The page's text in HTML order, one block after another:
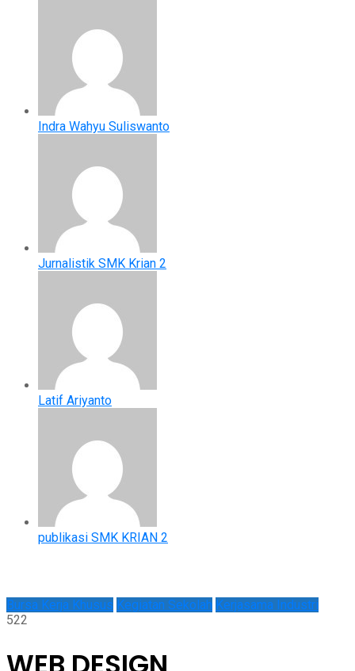
Indra Wahyu Suliswanto
Jurnalistik SMK Krian 2
Latif Ariyanto
publikasi SMK KRIAN 2
Bursa Kerja Khusus Kegiatan Sekolah Kerjasama Industri
522